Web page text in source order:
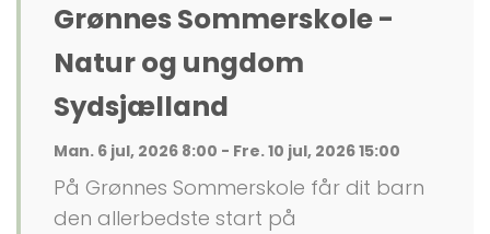
Grønnes Sommerskole -
Natur og ungdom
Sydsjælland
Man. 6 jul, 2026 8:00 - Fre. 10 jul, 2026 15:00
På Grønnes Sommerskole får dit barn
den allerbedste start på